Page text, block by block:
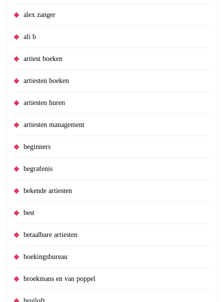
alex zanger
ali b
artiest boeken
artiesten boeken
artiesten huren
artiesten management
beginners
begrafenis
bekende artiesten
best
betaalbare artiesten
boekingsbureau
broekmans en van poppel